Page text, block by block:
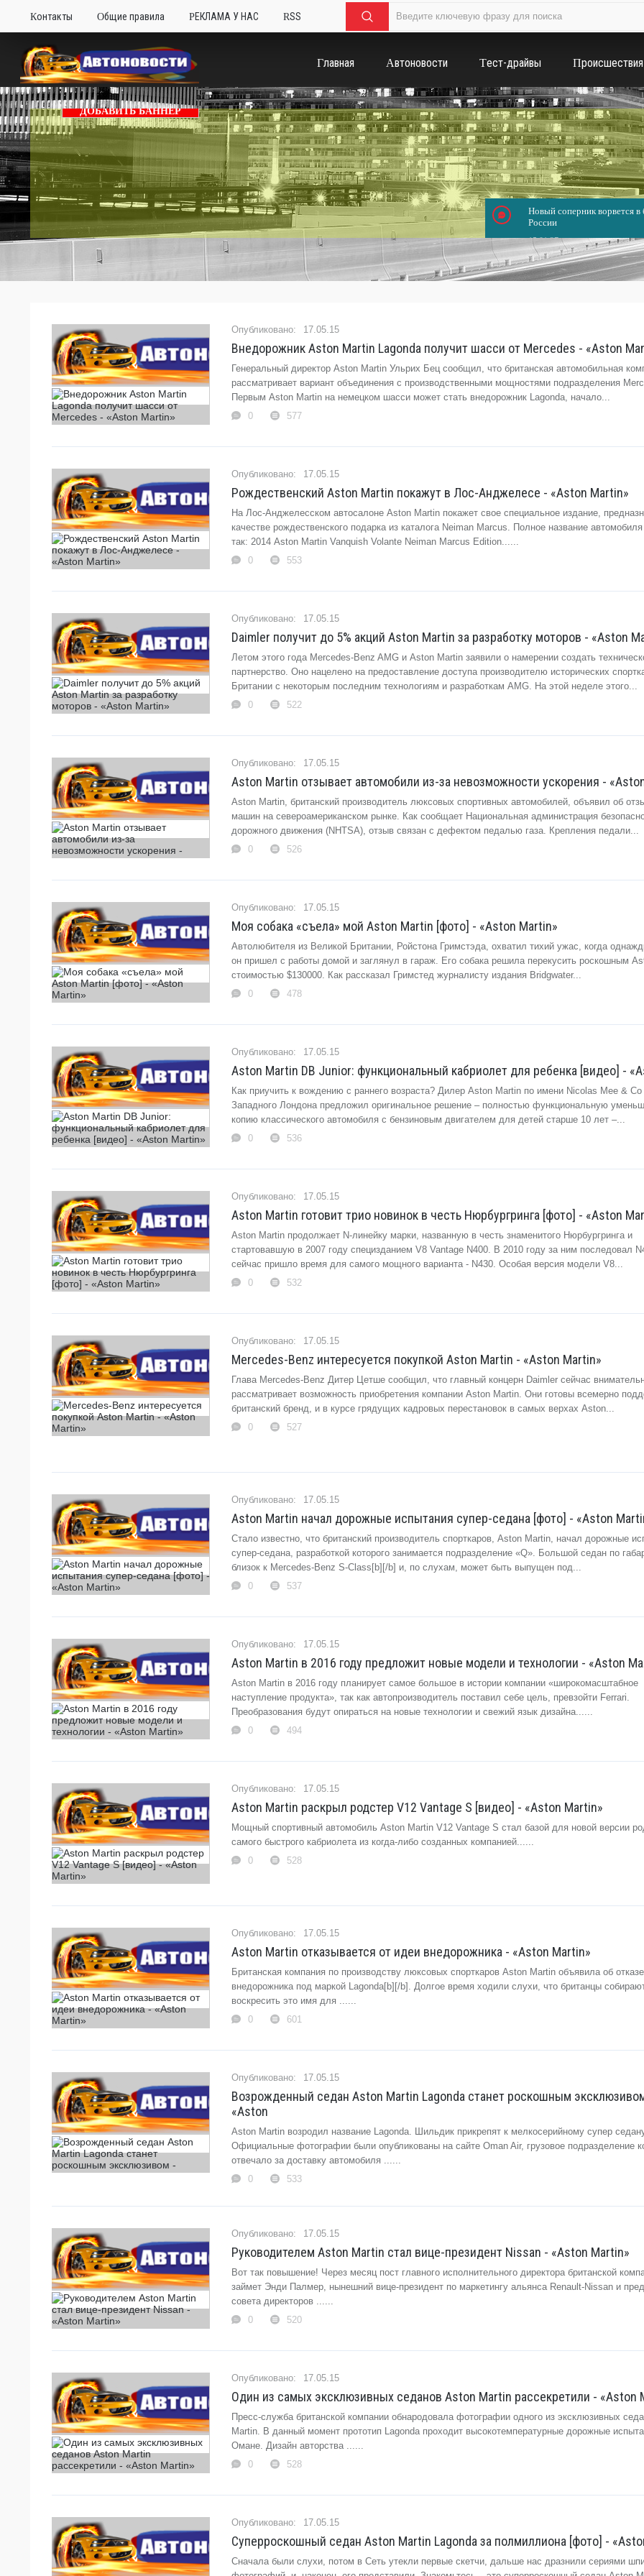
Контакты Общие правила РЕКЛАМА У НАС RSS
Главная Автоновости Тест-драйвы Происшествия
ДОБАВИТЬ БАННЕР
Новый соперник ворвется в
России
15.01.37
17.05.15
Внедорожник Aston Martin Lagonda получит шасси от Mercedes - «Aston
Генеральный директор Aston Martin Ульрих Бец сообщил, что британская автомобильная
рассматривает вариант объединения с производственными мощностями подразделения
Первым Aston Martin на немецком шасси может стать внедорожник Lagonda, начало...
0
577
17.05.15
Рождественский Aston Martin покажут в Лос-Анджелесе - «Aston Martin»
На Лос-Анджелесском автосалоне Aston Martin покажет свое специальное издание,
качестве рождественского подарка из каталога Neiman Marcus. Полное название автомобиля
так: 2014 Aston Martin Vanquish Volante Neiman Marcus Edition......
0
553
17.05.15
Daimler получит до 5% акций Aston Martin за разработку моторов - «Aston
Летом этого года Mercedes-Benz AMG и Aston Martin заявили о намерении создать
партнерство. Оно нацелено на предоставление доступа производителю исторических
Британии с некоторым последним технологиям и разработкам AMG. На этой неделе этого...
0
522
17.05.15
Aston Martin отзывает автомобили из-за невозможности ускорения -
Aston Martin, британский производитель люксовых спортивных автомобилей, объявил об
машин на североамериканском рынке. Как сообщает Национальная администрация
дорожного движения (NHTSA), отзыв связан с дефектом педалью газа. Крепления педали...
0
526
17.05.15
Моя собака «съела» мой Aston Martin [фото] - «Aston Martin»
Автолюбителя из Великой Британии, Ройстона Гримстэда, охватил тихий ужас, когда
он пришел с работы домой и заглянул в гараж. Его собака решила перекусить роскошным
стоимостью $130000. Как рассказал Гримстед журналисту издания Bridgwater...
0
478
17.05.15
Aston Martin DB Junior: функциональный кабриолет для ребенка [видео] -
Как приучить к вождению с раннего возраста? Дилер Aston Martin по имени Nicolas Mee & Co
Западного Лондона предложил оригинальное решение – полностью функциональную
копию классического автомобиля с бензиновым двигателем для детей старше 10 лет –...
0
536
17.05.15
Aston Martin готовит трио новинок в честь Нюрбургринга [фото] - «Aston
Aston Martin продолжает N-линейку марки, названную в честь знаменитого Нюрбургринга и
стартовавшую в 2007 году специзданием V8 Vantage N400. В 2010 году за ним последовал
сейчас пришло время для самого мощного варианта - N430. Особая версия модели V8...
0
532
17.05.15
Mercedes-Benz интересуется покупкой Aston Martin - «Aston Martin»
Глава Mercedes-Benz Дитер Цетше сообщил, что главный концерн Daimler сейчас
рассматривает возможность приобретения компании Aston Martin. Они готовы всемерно
британский бренд, и в курсе грядущих кадровых перестановок в самых верхах Aston...
0
527
17.05.15
Aston Martin начал дорожные испытания супер-седана [фото] - «Aston
Стало известно, что британский производитель спорткаров, Aston Martin, начал дорожные
супер-седана, разработкой которого занимается подразделение «Q». Большой седан по
близок к Mercedes-Benz S-Class[b][/b] и, по слухам, может быть выпущен под...
0
537
17.05.15
Aston Martin в 2016 году предложит новые модели и технологии - «Aston
Aston Martin в 2016 году планирует самое большое в истории компании «широкомасштабное
наступление продукта», так как автопроизводитель поставил себе цель, превзойти Ferrari.
Преобразования будут опираться на новые технологии и свежий язык дизайна......
0
494
17.05.15
Aston Martin раскрыл родстер V12 Vantage S [видео] - «Aston Martin»
Мощный спортивный автомобиль Aston Martin V12 Vantage S стал базой для новой версии
самого быстрого кабриолета из когда-либо созданных компанией......
0
528
17.05.15
Aston Martin отказывается от идеи внедорожника - «Aston Martin»
Британская компания по производству люксовых спорткаров Aston Martin объявила об
внедорожника под маркой Lagonda[b][/b]. Долгое время ходили слухи, что британцы
воскресить это имя для ......
0
601
17.05.15
Возрожденный седан Aston Martin Lagonda станет роскошным
«Aston
Aston Martin возродил название Lagonda. Шильдик прикрепят к мелкосерийному супер
Официальные фотографии были опубликованы на сайте Oman Air, грузовое подразделение
отвечало за доставку автомобиля ......
0
533
17.05.15
Руководителем Aston Martin стал вице-президент Nissan - «Aston Martin»
Вот так повышение! Через месяц пост главного исполнительного директора британской
займет Энди Палмер, нынешний вице-президент по маркетингу альянса Renault-Nissan и
совета директоров ......
0
520
17.05.15
Один из самых эксклюзивных седанов Aston Martin рассекретили - «Aston
Пресс-служба британской компании обнародовала фотографии одного из эксклюзивных
Martin. В данный момент прототип Lagonda проходит высокотемпературные дорожные
Омане. Дизайн авторства ......
0
528
17.05.15
Cуперроскошный седан Aston Martin Lagonda за полмиллиона [фото] -
Сначала были слухи, потом в Сеть утекли первые скетчи, дальше нас дразнили сериями